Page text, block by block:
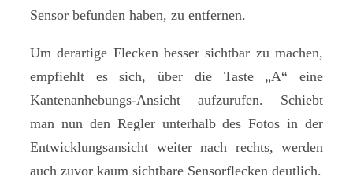
Sensor befunden haben, zu entfernen.
Um derartige Flecken besser sichtbar zu machen,
empfiehlt es sich, über die Taste „A“ eine
Kantenanhebungs-Ansicht aufzurufen. Schiebt
man nun den Regler unterhalb des Fotos in der
Entwicklungsansicht weiter nach rechts, werden
auch zuvor kaum sichtbare Sensorflecken deutlich.